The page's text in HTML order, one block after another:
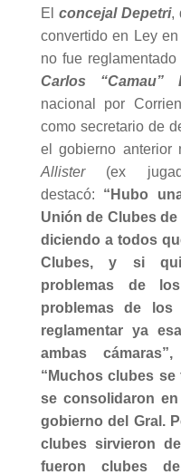
El concejal Depetri,
convertido en Ley
no fue
Carlos “Camau”
nacional por
como secretario de
el gobierno anterior
Allister(ex
destacó: “Hubo
Unión de Clubes
diciendo a todos
Clubes, y si
problemas de
problemas de los
reglamentar ya
ambas cámaras”,
“Muchos clubes
se consolidaron
gobierno del Gral.
clubes sirvieron
fueron clubes